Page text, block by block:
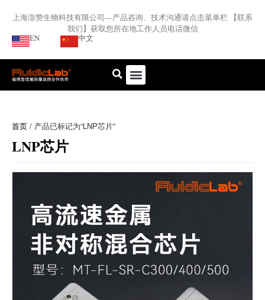
上海澎赞生物科技有限公司—产品咨询、技术沟通请点击菜单栏 【联系
我们】获取您所在地工作人员电话微信
EN
中文
首页 / 产品已标记为“LNP芯片”
LNP芯片